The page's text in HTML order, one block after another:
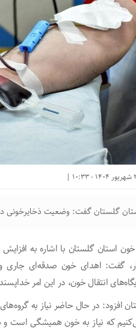
گلستان گفت: وضعیت ذخایرخونی
استان گلستان با اشاره به
گفت: اهدای خون صدقه‌ای جاری
انتقال خون، در این امر
که نیاز به خون همیشگی است